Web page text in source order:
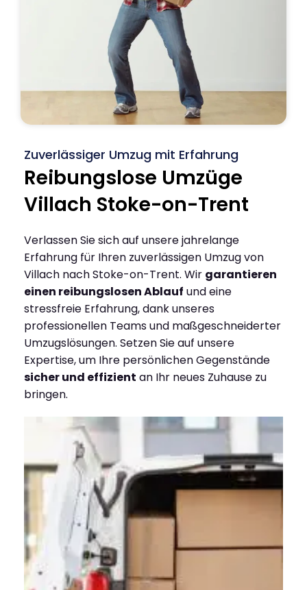
Zuverlässiger Umzug mit Erfahrung
Reibungslose Umzüge
Villach Stoke-on-Trent
Verlassen Sie sich auf unsere jahrelange
Erfahrung für Ihren zuverlässigen Umzug von
Villach nach Stoke-on-Trent. Wir garantieren
einen reibungslosen Ablauf und eine
stressfreie Erfahrung, dank unseres
professionellen Teams und maßgeschneiderter
Umzugslösungen. Setzen Sie auf unsere
Expertise, um Ihre persönlichen Gegenstände
sicher und effizient an Ihr neues Zuhause zu
bringen.